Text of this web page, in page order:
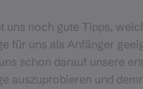
uns noch gute Tipps,
für uns als Anfänger
schon darauf unsere
auszuprobieren und